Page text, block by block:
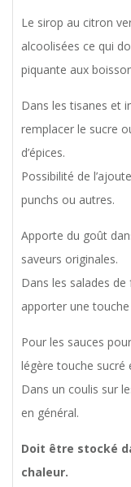
Le sirop au citron
alcoolisées ce qui
piquante aux
Dans les tisanes et
remplacer le sucre
d’épices.
Possibilité de
punchs ou autres.
Apporte du goût
saveurs originales.
Dans les salades
apporter une
Pour les sauces
légère touche sucré
Dans un coulis sur
en général.
Doit être stocké
chaleur.